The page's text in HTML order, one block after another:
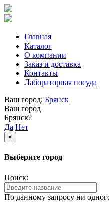
Главная
Каталог
О компании
Заказ и доставка
Контакты
Лабораторная посуда
Ваш город: Брянск
Ваш город
Брянск?
Да Нет
×
Выберите город
Поиск:
По данному запросу ни